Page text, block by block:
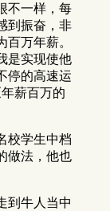
不一样，每
到振奋，非
万年薪。
是实现使他
停的高速运
薪百万的
校学生中档
做法，他也
到牛人当中